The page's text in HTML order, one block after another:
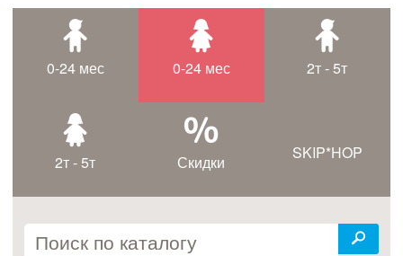
Контакты
0-24 мес 0-24 мес 2т - 5т
2т - 5т Скидки SKIP*HOP